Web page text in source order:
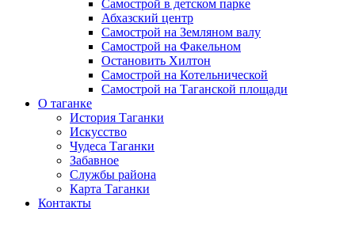
Самострой в детском парке
Абхазский центр
Самострой на Земляном валу
Самострой на Факельном
Остановить Хилтон
Самострой на Котельнической
Самострой на Таганской площади
О таганке
История Таганки
Искусство
Чудеса Таганки
Забавное
Службы района
Карта Таганки
Контакты